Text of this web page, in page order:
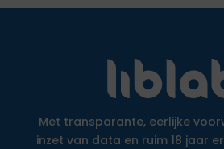
Met transparante, eerlijke
inzet van data en ruim 18 jaar